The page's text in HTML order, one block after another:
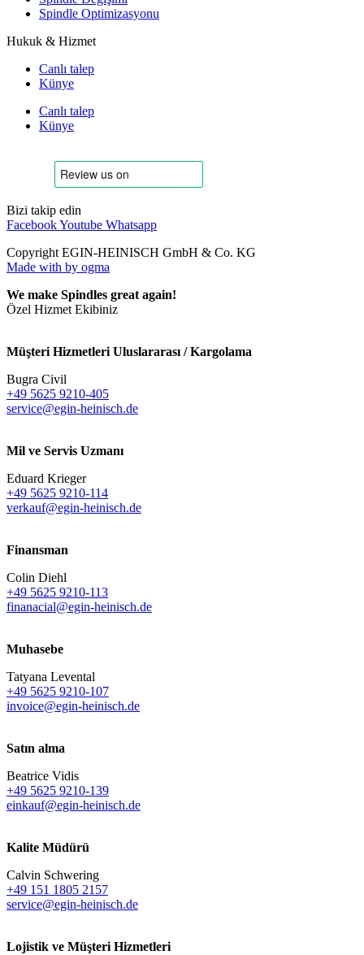
Spindle Optimizasyonu
Hukuk & Hizmet
Canlı talep
Künye
Canlı talep
Künye
Bizi takip edin
FacebookYoutube Whatsapp
Copyright EGIN-HEINISCH GmbH & Co. KG
Made with by ogma
We make Spindles great again!
Özel Hizmet Ekibiniz
Müşteri Hizmetleri Uluslararası / Kargolama
Bugra Civil
+49 5625 9210-405
service@egin-heinisch.de
Mil ve Servis Uzmanı
Eduard Krieger
+49 5625 9210-114
verkauf@egin-heinisch.de
Finansman
Colin Diehl
+49 5625 9210-113
finanacial@egin-heinisch.de
Muhasebe
Tatyana Levental
+49 5625 9210-107
invoice@egin-heinisch.de
Satın alma
Beatrice Vidis
+49 5625 9210-139
einkauf@egin-heinisch.de
Kalite Müdürü
Calvin Schwering
+49 151 1805 2157
service@egin-heinisch.de
Lojistik ve Müşteri Hizmetleri